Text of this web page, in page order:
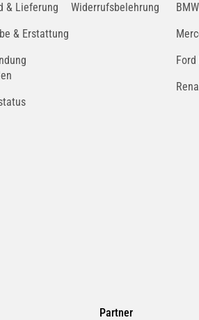
& Lieferung
& Erstattung
Widerrufsbelehrung
Partner